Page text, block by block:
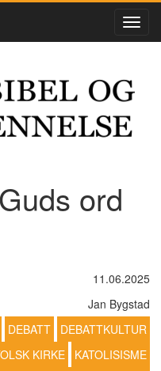
ord
11.06.2025
Jan Bygstad
DEBATT
DEBATTKULTUR
KIRKE
KATOLISISME